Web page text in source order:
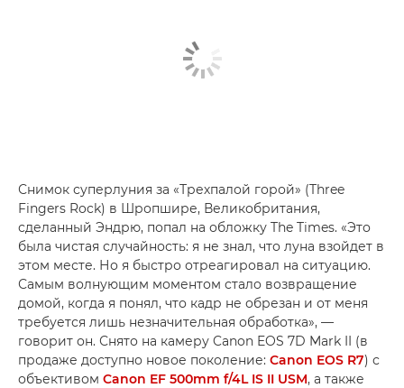
Снимок суперлуния за «Трехпалой горой» (Three
Fingers Rock) в Шропшире, Великобритания,
сделанный Эндрю, попал на обложку The Times. «Это
была чистая случайность: я не знал, что луна взойдет в
этом месте. Но я быстро отреагировал на ситуацию.
Самым волнующим моментом стало возвращение
домой, когда я понял, что кадр не обрезан и от меня
требуется лишь незначительная обработка», —
говорит он. Снято на камеру Canon EOS 7D Mark II (в
продаже доступно новое поколение: Canon EOS R7) с
объективом Canon EF 500mm f/4L IS II USM, а также